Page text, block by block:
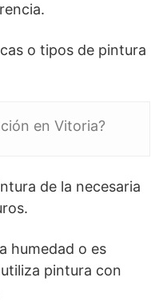
o tipos de pintura
en Vitoria?
de la necesaria
humedad o es
pintura con